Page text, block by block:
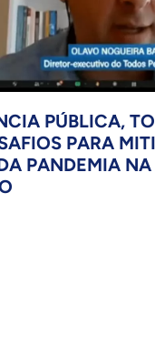
PÚBLICA,
PARA
PANDEMIA NA